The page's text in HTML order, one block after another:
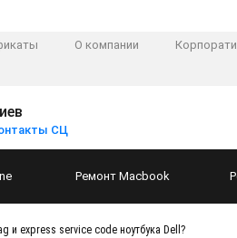
О компании
СЦ
Ремонт Macbook
и express service code ноутбука Dell?